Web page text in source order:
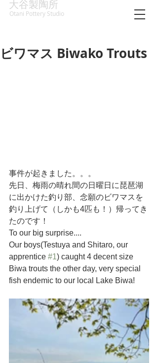
大谷製陶所
Otani Pottery Studio
ビワマス Biwako Trouts
事件が起きました。。。
先日、梅雨の晴れ間の日曜日に琵琶湖
に出かけた釣り部、念願のビワマスを
釣り上げて（しかも4匹も！）帰ってき
たのです！
To our big surprise....
Our boys(Testuya and Shitaro, our
apprentice #1) caught 4 decent size
Biwa trouts the other day, very special
fish endemic to our local Lake Biwa!